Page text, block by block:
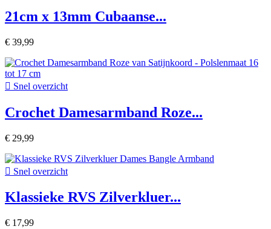
21cm x 13mm Cubaanse...
€ 39,99
 Snel overzicht
Crochet Damesarmband Roze...
€ 29,99
 Snel overzicht
Klassieke RVS Zilverkluer...
€ 17,99